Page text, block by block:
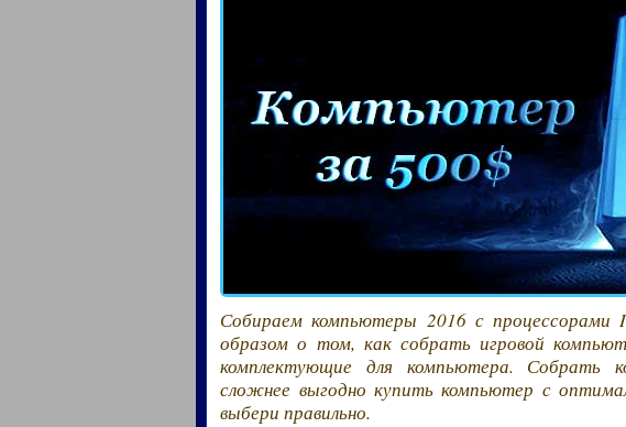
Собираем компьютеры 2016 с
образом о том, как собрать игровой
комплектующие для компьютера. Собрать
сложнее выгодно купить компьютер с
выбери правильно.